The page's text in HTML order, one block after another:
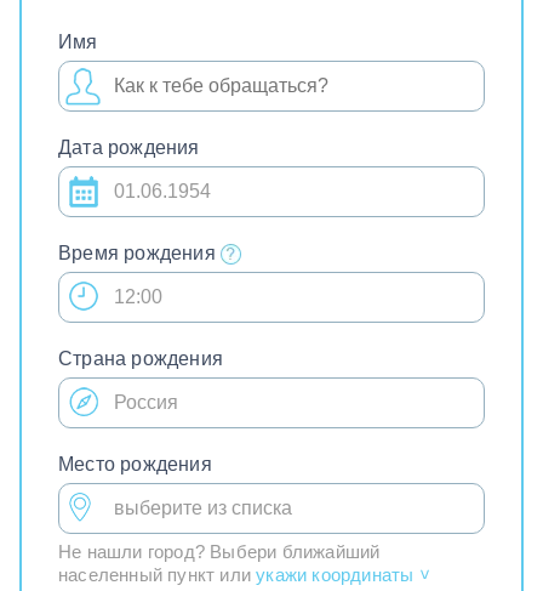
Имя
Дата рождения
Время рождения
Страна рождения
Место рождения
Не нашли город? Выбери ближайший
населенный пункт илиукажи координаты >